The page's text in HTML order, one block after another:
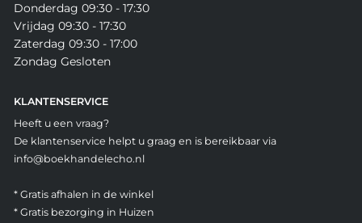
Donderdag 09:30 - 17:30
Vrijdag 09:30 - 17:30
Zaterdag 09:30 - 17:00
Zondag Gesloten
KLANTENSERVICE
Heeft u een vraag?
De klantenservice helpt u graag en is bereikbaar via
info@boekhandelecho.nl
* Gratis afhalen in de winkel
* Gratis bezorging in Huizen